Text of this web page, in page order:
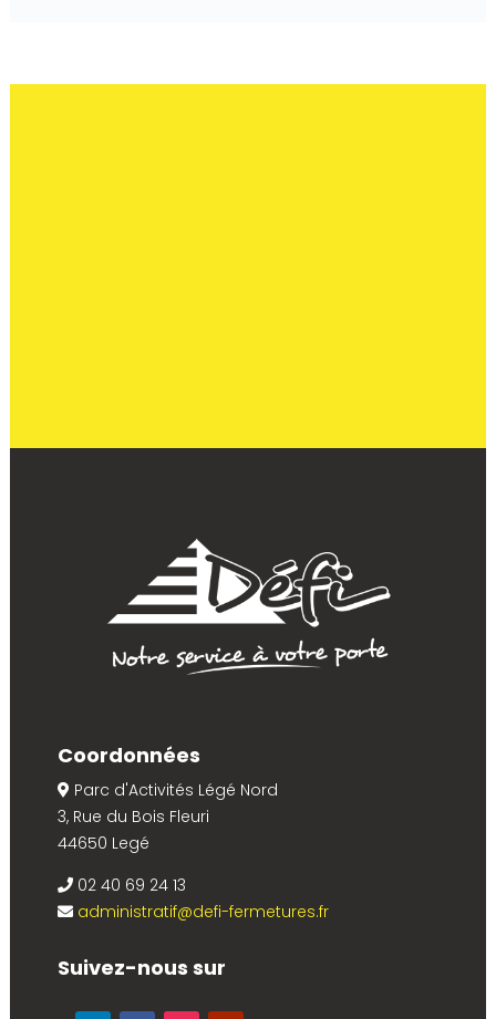
Coordonnées
Parc d'Activités Légé Nord
3, Rue du Bois Fleuri
44650 Legé
02 40 69 24 13
administratif@defi-fermetures.fr
Suivez-nous sur